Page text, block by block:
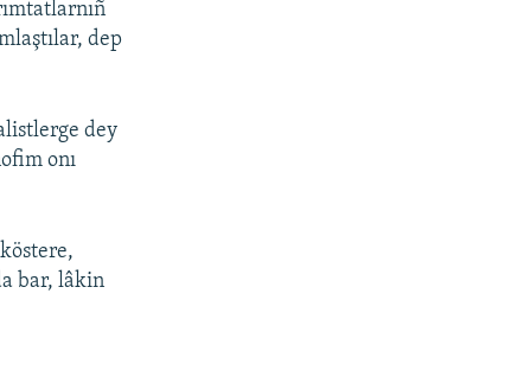
dep
dey
onı
bar, lâkin